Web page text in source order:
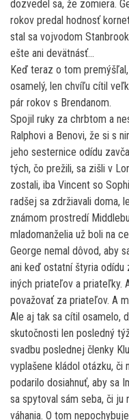
dozvedel sa, že zomiera.
rokov predal hodnosť
stal sa vojvodom
ešte ani devätnásť…
Keď teraz o tom
osamelý, len chvíľu cítil
pár rokov s Brendanom.
Spojil ruky za chrbtom a
Ralphovi a Benovi, že si s
jeho sesternice odídu
tých, čo prežili, sa zišli v
zostali, iba Vincent so
radšej sa zdržiavali doma,
známom prostredí
mladomanželia už boli na
George nemal dôvod, aby
ani keď ostatní štyria odídu
iných priateľov a priateľky.
považovať za priateľov. A
Ale aj tak sa cítil osamelo,
skutočnosti len posledný
svadbu poslednej členky
vyplašene kládol otázku, či
podarilo dosiahnuť, aby sa
sa spytoval sám seba, či ju
váhania. O tom